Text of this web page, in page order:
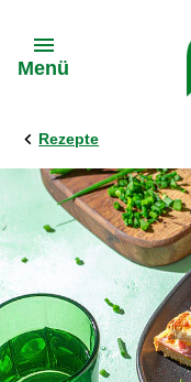
Menü
Rezepte